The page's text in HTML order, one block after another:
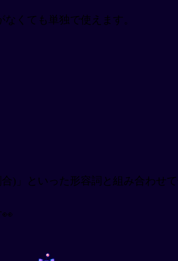
なくても単独で使えます。
合)」といった形容詞と組み合わせ